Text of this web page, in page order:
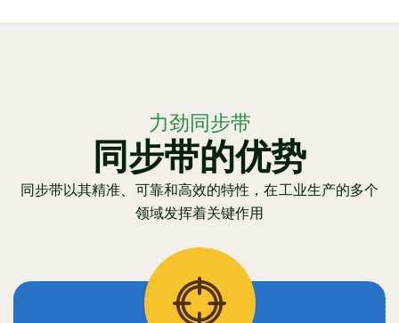
力劲同步带
同步带的优势
同步带以其精准、可靠和高效的特性，在工业生产的多个
领域发挥着关键作用